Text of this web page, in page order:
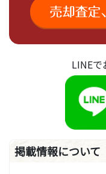
LINEで
掲載情報について